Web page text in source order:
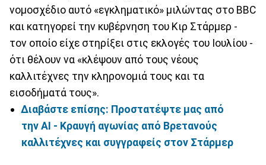
νομοσχέδιο αυτό «εγκληματικό» μιλώντας στο BBC
και κατηγορεί την κυβέρνηση του Κιρ Στάρμερ -
τον οποίο είχε στηρίξει στις εκλογές του Ιουλίου -
ότι θέλουν να «κλέψουν από τους νέους
καλλιτέχνες την κληρονομιά τους και τα
εισοδήματά τους».
Διαβάστε επίσης: Προστατέψτε μας από
την AI - Κραυγή αγωνίας από Βρετανούς
καλλιτέχνες και συγγραφείς στον Στάρμερ